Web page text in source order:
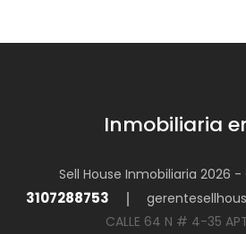
Inmobiliaria
Sell House Inmobiliaria 2026
3107288753
CALLE 64 N # 4-35